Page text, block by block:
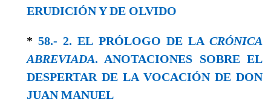
ERUDICIÓN Y DE OLVIDO
* 58.- 2. EL PRÓLOGO DE LACRÓNICA
ABREVIADA. ANOTACIONES SOBRE EL
DESPERTAR DE LA VOCACIÓN DE DON
JUAN MANUEL